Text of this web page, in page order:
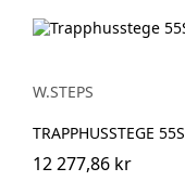
W.STEPS
TRAPPHUSSTEGE 55S
12 277,86 kr